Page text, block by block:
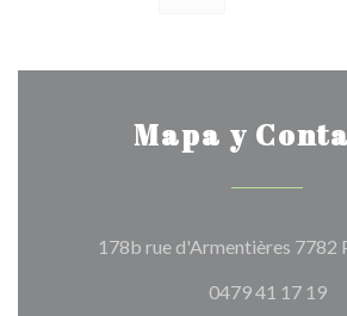
Mapa y
178b rue d'Armentières 7782
0479 41 17 19